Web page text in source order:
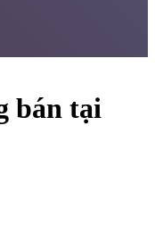
bán tại